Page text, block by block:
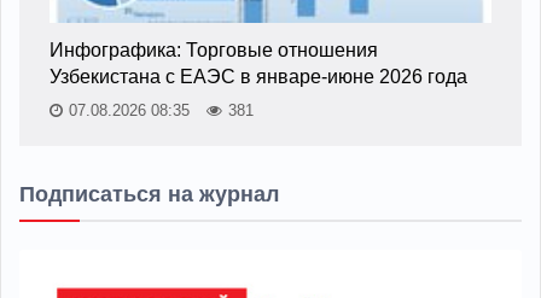
Инфографика: Торговые отношения
Узбекистана с ЕАЭС в январе-июне 2026 года
07.08.2026 08:35 381
Подписаться на журнал